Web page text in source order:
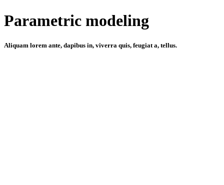
Parametric modeling
Aliquam lorem ante, dapibus in, viverra quis, feugiat a, tellus.